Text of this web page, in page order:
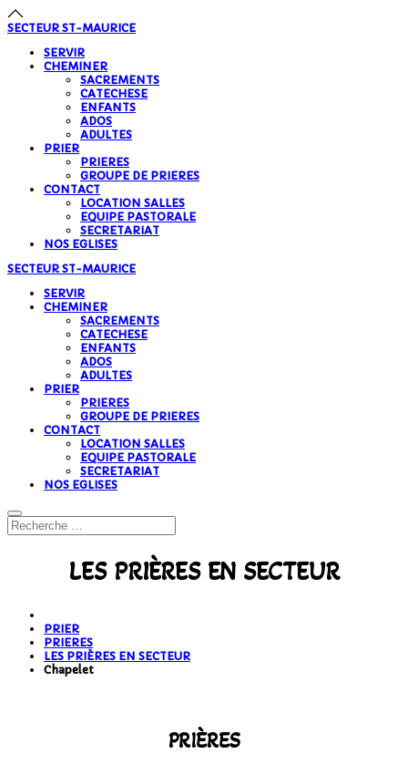
SECTEUR ST-MAURICE
SERVIR
CHEMINER
SACREMENTS
CATECHESE
ENFANTS
ADOS
ADULTES
PRIER
PRIERES
GROUPE DE PRIERES
CONTACT
LOCATION SALLES
EQUIPE PASTORALE
SECRETARIAT
NOS EGLISES
SECTEUR ST-MAURICE
SERVIR
CHEMINER
SACREMENTS
CATECHESE
ENFANTS
ADOS
ADULTES
PRIER
PRIERES
GROUPE DE PRIERES
CONTACT
LOCATION SALLES
EQUIPE PASTORALE
SECRETARIAT
NOS EGLISES
LES PRIÈRES EN SECTEUR
PRIER
PRIERES
LES PRIÈRES EN SECTEUR
Chapelet
PRIÈRES